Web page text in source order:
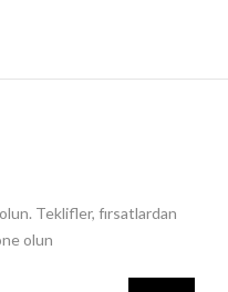
Teklifler, fırsatlardan
olun